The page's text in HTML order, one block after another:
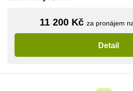
11 200 Kč za pronájem
Detail